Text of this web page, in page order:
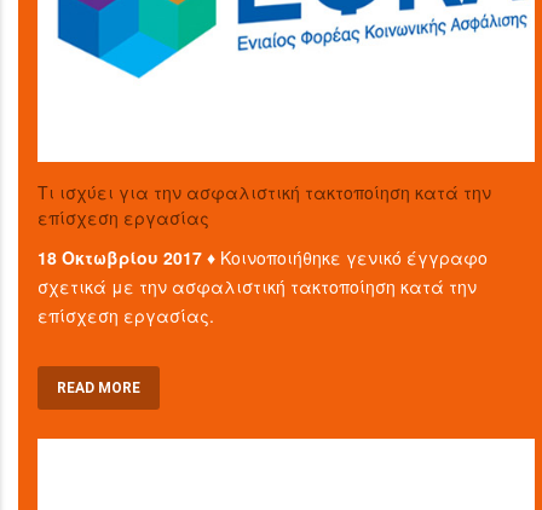
Τι ισχύει για την ασφαλιστική τακτοποίηση κατά την
επίσχεση εργασίας
18 Οκτωβρίου 2017 ♦ Κοινοποιήθηκε γενικό έγγραφο
σχετικά με την ασφαλιστική τακτοποίηση κατά την
επίσχεση εργασίας.
READ MORE